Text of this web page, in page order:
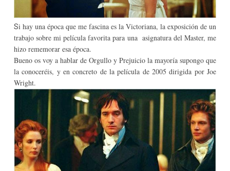
Si hay una época que me fascina es la Victoriana, la exposición de un
trabajo sobre mi película favorita para una asignatura del Master, me
hizo rememorar esa época.
Bueno os voy a hablar de Orgullo y Prejuicio la mayoría supongo que
la conoceréis, y en concreto de la película de 2005 dirigida por Joe
Wright.